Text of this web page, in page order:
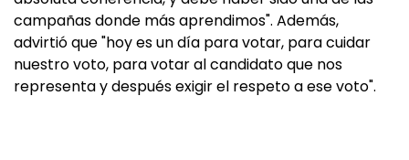
campañas donde más aprendimos". Además,
advirtió que "hoy es un día para votar, para cuidar
nuestro voto, para votar al candidato que nos
representa y después exigir el respeto a ese voto".